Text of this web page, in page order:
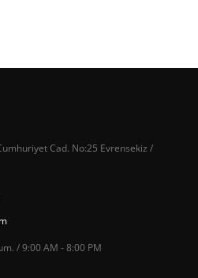
Cad. No:25 Evrensekiz /
/ 9:00 AM - 8:00 PM